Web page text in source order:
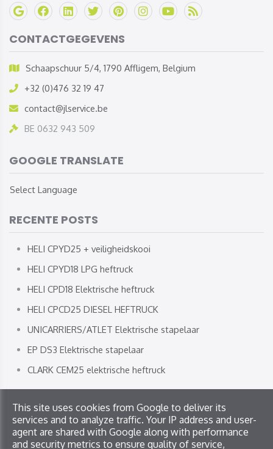
CONTACTGEGEVENS
Schaapschuur 5/4, 1790 Affligem, Belgium
+32 (0)476 32 19 47
contact@jlservice.be
BE 0632 943 509
GOOGLE TRANSLATE
Select Language
RECENTE POSTS
HELI CPYD25 + veiligheidskooi
HELI CPYD18 LPG heftruck
HELI CPD18 Elektrische heftruck
HELI CPCD25 DIESEL HEFTRUCK
UNICARRIERS/ATLET Elektrische stapelaar
EP DS3 Elektrische stapelaar
CLARK CEM25 elektrische heftruck
Copyright © 2026 JL Service. All rights reserved
Privacy & Cookies| UP-TO-DATE WebDesign
This site uses cookies from Google to deliver its
services and to analyze traffic. Your IP address and user-
agent are shared with Google along with performance
and security metrics to ensure quality of service,